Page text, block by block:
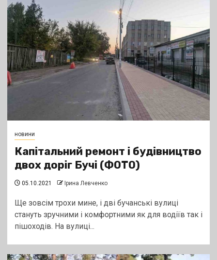
новини
Капітальний ремонт і будівництво
двох доріг Бучі (ФОТО)
05.10.2021 Ірина Левченко
Ще зовсім трохи мине, і дві бучанські вулиці
стануть зручними і комфортними як для водіїв так і
пішоходів. На вулиці...